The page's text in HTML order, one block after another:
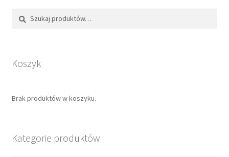
Szukaj
Koszyk
Brak produktów w koszyku.
Kategorie produktów